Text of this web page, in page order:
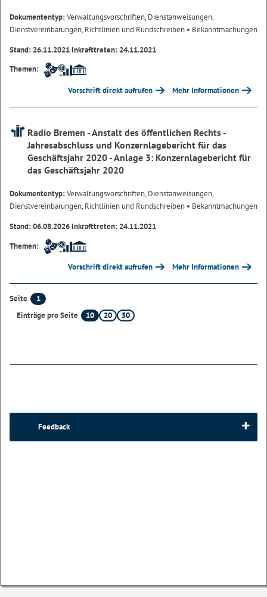
Dokumententyp:Verwaltungsvorschriften, Dienstanweisungen,
Dienstvereinbarungen, Richtlinien und Rundschreiben • Bekanntmachungen
Stand: 26.11.2021 Inkrafttreten: 24.11.2021
Themen:
Vorschrift direkt aufrufen Mehr Informationen
Radio Bremen - Anstalt des öffentlichen Rechts -
Jahresabschluss und Konzernlagebericht für das
Geschäftsjahr 2020 - Anlage 3: Konzernlagebericht für
das Geschäftsjahr 2020
Dokumententyp:Verwaltungsvorschriften, Dienstanweisungen,
Dienstvereinbarungen, Richtlinien und Rundschreiben • Bekanntmachungen
Stand: 06.08.2026 Inkrafttreten: 24.11.2021
Themen:
Vorschrift direkt aufrufen Mehr Informationen
Seite
1
Einträge pro Seite
10 20 50
Feedback